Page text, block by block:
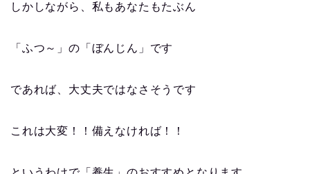
しかしながら、私もあなたもたぶん
「ふつ～」の「ぼんじん」です
であれば、大丈夫ではなさそうです
これは大変！！備えなければ！！